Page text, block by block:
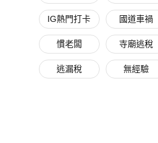
IG熱門打卡 國道車禍
慣老闆 寺廟逃稅
逃漏稅 無經驗